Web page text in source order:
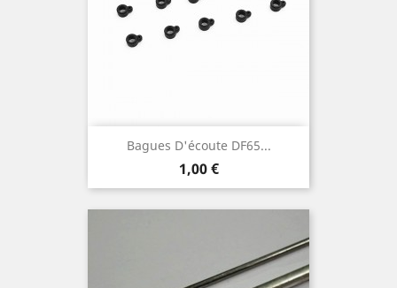
Bagues D'écoute DF65...
Prix
1,00 €